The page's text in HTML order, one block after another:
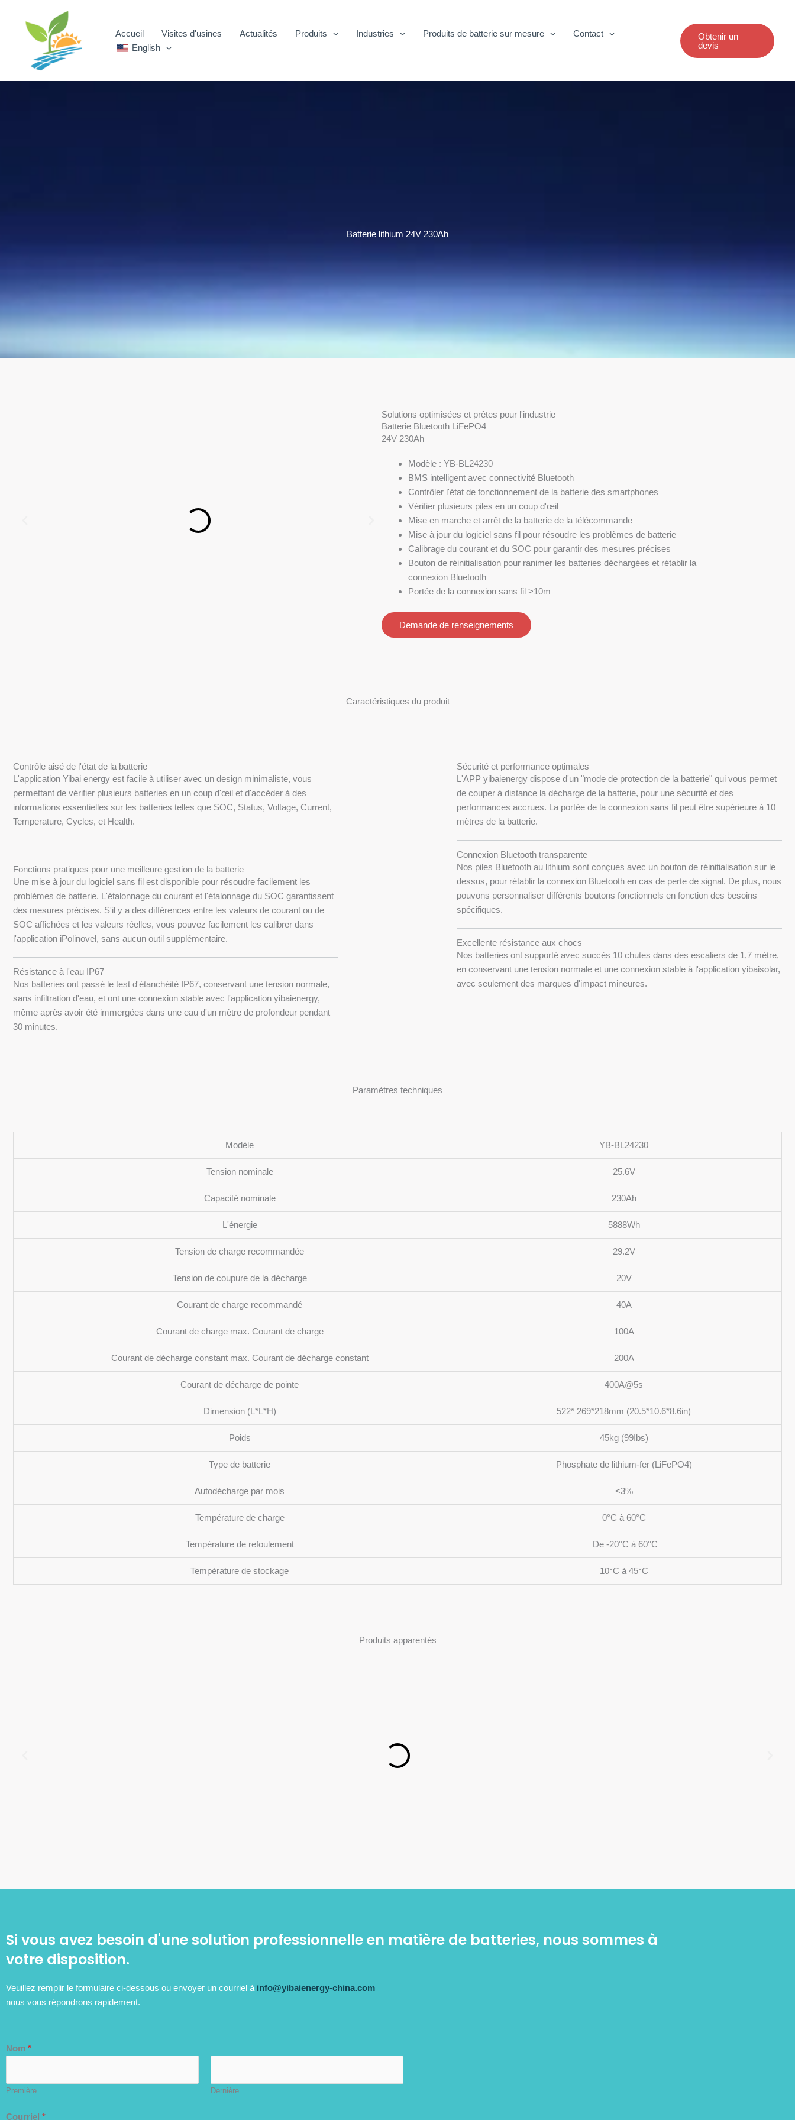
Accueil Visites d'usines Actualités Produits Industries Produits de batterie sur mesure
Contact
English
Obtenir un
devis
Batterie lithium 24V 230Ah
Solutions optimisées et prêtes pour l'industrie
Batterie Bluetooth LiFePO4
24V 230Ah
Modèle : YB-BL24230
BMS intelligent avec connectivité Bluetooth
Contrôler l'état de fonctionnement de la batterie des smartphones
Vérifier plusieurs piles en un coup d'œil
Mise en marche et arrêt de la batterie de la télécommande
Mise à jour du logiciel sans fil pour résoudre les problèmes de batterie
Calibrage du courant et du SOC pour garantir des mesures précises
Bouton de réinitialisation pour ranimer les batteries déchargées et rétablir la
connexion Bluetooth
Portée de la connexion sans fil >10m
Demande de renseignements
Caractéristiques du produit
Contrôle aisé de l'état de la batterie
L'application Yibai energy est facile à utiliser avec un design minimaliste, vous
permettant de vérifier plusieurs batteries en un coup d'œil et d'accéder à des
informations essentielles sur les batteries telles que SOC, Status, Voltage, Current,
Temperature, Cycles, et Health.
Fonctions pratiques pour une meilleure gestion de la batterie
Une mise à jour du logiciel sans fil est disponible pour résoudre facilement les
problèmes de batterie. L'étalonnage du courant et l'étalonnage du SOC garantissent
des mesures précises. S'il y a des différences entre les valeurs de courant ou de
SOC affichées et les valeurs réelles, vous pouvez facilement les calibrer dans
l'application iPolinovel, sans aucun outil supplémentaire.
Résistance à l'eau IP67
Nos batteries ont passé le test d'étanchéité IP67, conservant une tension normale,
sans infiltration d'eau, et ont une connexion stable avec l'application yibaienergy,
même après avoir été immergées dans une eau d'un mètre de profondeur pendant
30 minutes.
Sécurité et performance optimales
L'APP yibaienergy dispose d'un "mode de protection de la batterie" qui vous permet
de couper à distance la décharge de la batterie, pour une sécurité et des
performances accrues. La portée de la connexion sans fil peut être supérieure à 10
mètres de la batterie.
Connexion Bluetooth transparente
Nos piles Bluetooth au lithium sont conçues avec un bouton de réinitialisation sur le
dessus, pour rétablir la connexion Bluetooth en cas de perte de signal. De plus, nous
pouvons personnaliser différents boutons fonctionnels en fonction des besoins
spécifiques.
Excellente résistance aux chocs
Nos batteries ont supporté avec succès 10 chutes dans des escaliers de 1,7 mètre,
en conservant une tension normale et une connexion stable à l'application yibaisolar,
avec seulement des marques d'impact mineures.
Paramètres techniques
Modèle YB-BL24230
Tension nominale 25.6V
Capacité nominale 230Ah
L'énergie 5888Wh
Tension de charge recommandée 29.2V
Tension de coupure de la décharge 20V
Courant de charge recommandé 40A
Courant de charge max. Courant de charge 100A
Courant de décharge constant max. Courant de décharge constant 200A
Courant de décharge de pointe 400A@5s
Dimension (L*L*H) 522* 269*218mm (20.5*10.6*8.6in)
Poids 45kg (99Ibs)
Type de batterie Phosphate de lithium-fer (LiFePO4)
Autodécharge par mois <3%
Température de charge 0°C à 60°C
Température de refoulement De -20°C à 60°C
Température de stockage 10°C à 45°C
Produits apparentés
Si vous avez besoin d'une solution professionnelle en matière de batteries, nous sommes à
votre disposition.
Veuillez remplir le formulaire ci-dessous ou envoyer un courriel à info@yibaienergy-china.com
nous vous répondrons rapidement.
Nom *
Première Dernière
Courriel *